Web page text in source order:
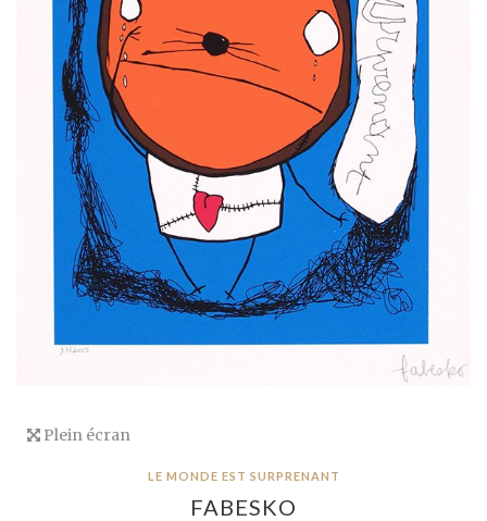
Plein écran
LE MONDE EST SURPRENANT
FABESKO